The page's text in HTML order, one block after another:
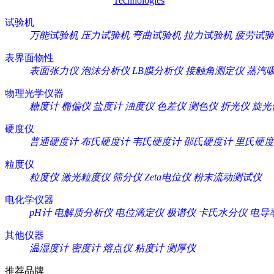
试验机
万能试验机 压力试验机 弯曲试验机 拉力试验机 疲劳试
表界面物性
表面张力仪 泡沫分析仪 LB膜分析仪 接触角测定仪 蒸汽
物理光学仪器
糖度计 椭偏仪 盐度计 浊度仪 色差仪 测色仪 折光仪 旋光
硬度仪
普通硬度计 布氏硬度计 韦氏硬度计 邵氏硬度计 里氏硬
粒度仪
粒度仪 激光粒度仪 筛分仪 Zeta电位仪 粉末流动测试仪
电化学仪器
pH计 电解质分析仪 电位滴定仪 极谱仪 卡氏水分仪 电导
其他仪器
温湿度计 密度计 熔点仪 粘度计 测厚仪
推荐品牌